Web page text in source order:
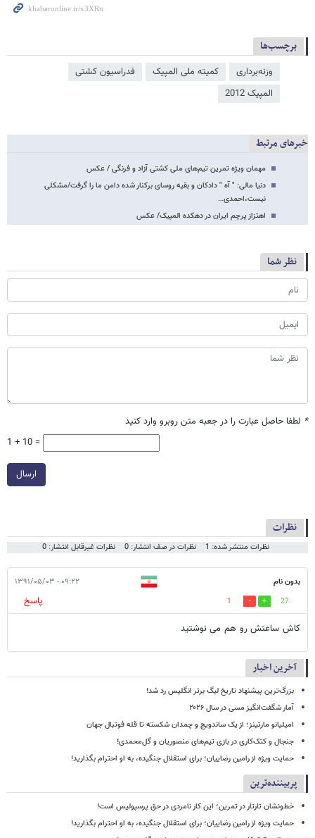
برچسب‌ها
وزنه‌برداری کمیته ملی المپیک
فدراسیون کشتی
المپیک 2012
خبرهای مرتبط
مهمان ویژه تمرین تیم‌های ملی کشتی آزاد و فرنگی / عکس
دنیا مالی: " آه " دادکان و بقیه روسای برکنار شده دامن ما را گرفت/مشکلی
نیست،احمدی…
اهتزاز پرچم ایران در دهکده المپیک/ عکس
نظر شما
* لطفا حاصل عبارت را در جعبه متن روبرو وارد کنید
1 + 10 =
ارسال
نظرات
نظرات منتشر شده: 1 نظرات در صف انتشار: 0 نظرات غیرقابل انتشار: 0
بدون نام ۰۹:۲۲ - ۱۳۹۱/۰۵/۰۳
27
1
پاسخ
کاش ساعتش رو هم می نوشتید
آخرین اخبار
بزرگ‌ترین پیشنهاد تاریخ لیگ برتر انگلیس رد شد!
آمار شگفت‌انگیز مسی در سال ۲۰۲۶
امیلیانو مارتینز؛ از یک ساندویچ و چمدان شکسته تا قله فوتبال جهان
جنجال و کتک‌کاری در بازی تیم‌های منصوریان و گل‌محمدی!
حمایت ویژه از رامین رضاییان؛ برای استقلال جنگیده، به او احترام بگذارید!
پربیننده‌ترین
خط‌ونشان تارتار در تمرین؛ این کار نامردی در حق پرسپولیس است!
حمایت ویژه از رامین رضاییان؛ برای استقلال جنگیده، به او احترام بگذارید!